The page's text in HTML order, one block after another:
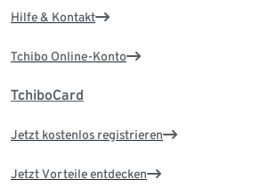
Hilfe & Kontakt
Tchibo Online-Konto
TchiboCard
Jetzt kostenlos registrieren
Jetzt Vorteile entdecken